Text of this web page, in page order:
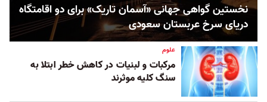
نخستین گواهی جهانی «آسمان تاریک» برای دو اقامتگاه
دریای سرخ عربستان سعودی
علوم
مرکبات و لبنیات در کاهش خطر ابتلا به
سنگ کلیه موثرند